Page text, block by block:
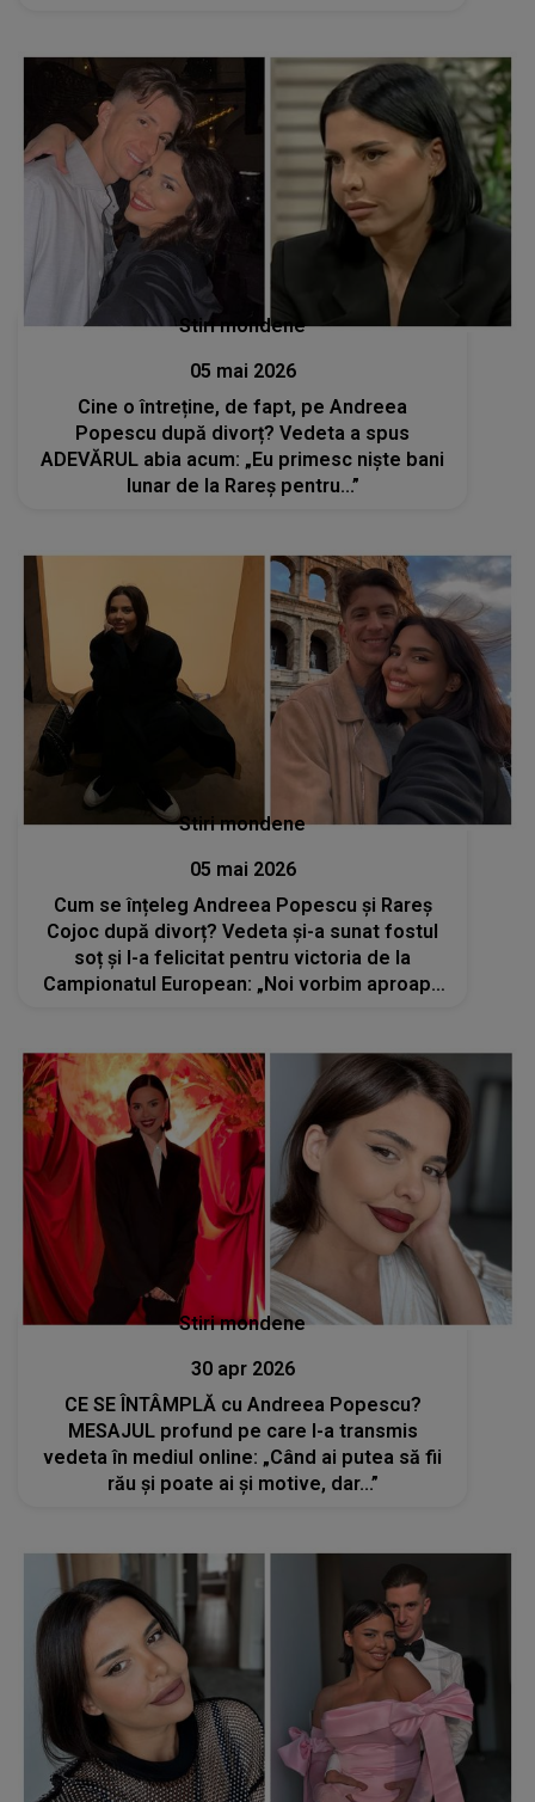
Stiri mondene
05 mai 2026
Cine o întreține, de fapt, pe Andreea
Popescu după divorț? Vedeta a spus
ADEVĂRUL abia acum: „Eu primesc niște bani
lunar de la Rareș pentru...”
Stiri mondene
05 mai 2026
Cum se înțeleg Andreea Popescu și Rareș
Cojoc după divorț? Vedeta și-a sunat fostul
soț și l-a felicitat pentru victoria de la
Campionatul European: „Noi vorbim aproape
Stiri mondene
30 apr 2026
CE SE ÎNTÂMPLĂ cu Andreea Popescu?
MESAJUL profund pe care l-a transmis
vedeta în mediul online: „Când ai putea să fii
rău și poate ai și motive, dar...”